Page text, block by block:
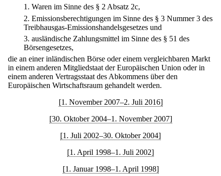
1. Waren im Sinne des § 2 Absatz 2c,
2. Emissionsberechtigungen im Sinne des § 3 Nummer 3 des
Treibhausgas-Emissionshandelsgesetzes und
3. ausländische Zahlungsmittel im Sinne des § 51 des
Börsengesetzes,
die an einer inländischen Börse oder einem vergleichbaren Markt
in einem anderen Mitgliedstaat der Europäischen Union oder in
einem anderen Vertragsstaat des Abkommens über den
Europäischen Wirtschaftsraum gehandelt werden.
[1. November 2007–2. Juli 2016]
[30. Oktober 2004–1. November 2007]
[1. Juli 2002–30. Oktober 2004]
[1. April 1998–1. Juli 2002]
[1. Januar 1998–1. April 1998]